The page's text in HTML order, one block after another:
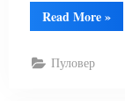
Read More»
Пуловер